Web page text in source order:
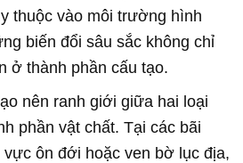
thuộc vào môi trường hình
biến đổi sâu sắc không chỉ
ở thành phần cấu tạo.
nên ranh giới giữa hai loại
phần vật chất. Tại các bãi
vực ôn đới hoặc ven bờ lục địa,